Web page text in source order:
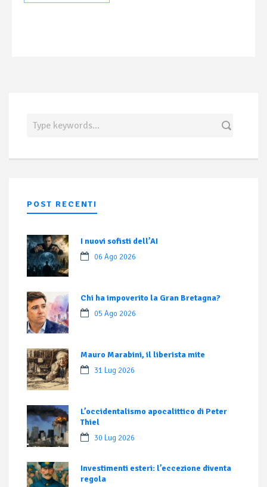
POST RECENTI
I nuovi sofisti dell’AI
06 Ago 2026
Chi ha impoverito la Gran Bretagna?
05 Ago 2026
Mauro Marabini, il liberista mite
31 Lug 2026
L’occidentalismo apocalittico di Peter
Thiel
30 Lug 2026
Investimenti esteri: l’eccezione diventa
regola